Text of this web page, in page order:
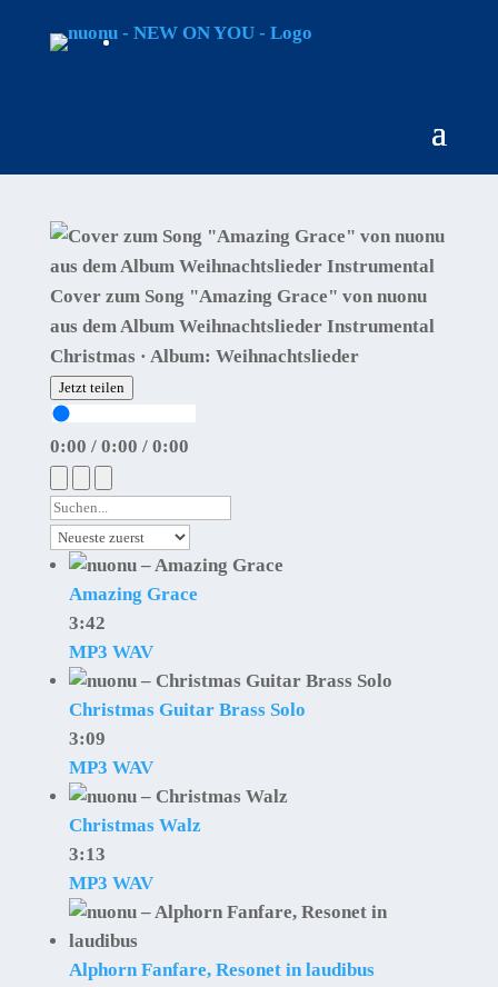
Cover zum Song "Amazing Grace" von nuonu
aus dem Album Weihnachtslieder Instrumental
Christmas · Album: Weihnachtslieder
Jetzt teilen
0:00 / 0:00 / 0:00
Amazing Grace
3:42
MP3 WAV
Christmas Guitar Brass Solo
3:09
MP3 WAV
Christmas Walz
3:13
MP3 WAV
Alphorn Fanfare, Resonet in laudibus